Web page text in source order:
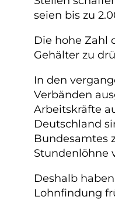
seien bis zu
Die hohe Zahl
Gehälter zu
In den
Verbänden
Arbeitskräfte
Deutschland
Bundesamtes
Stundenlöhne
Deshalb
Lohnfindung